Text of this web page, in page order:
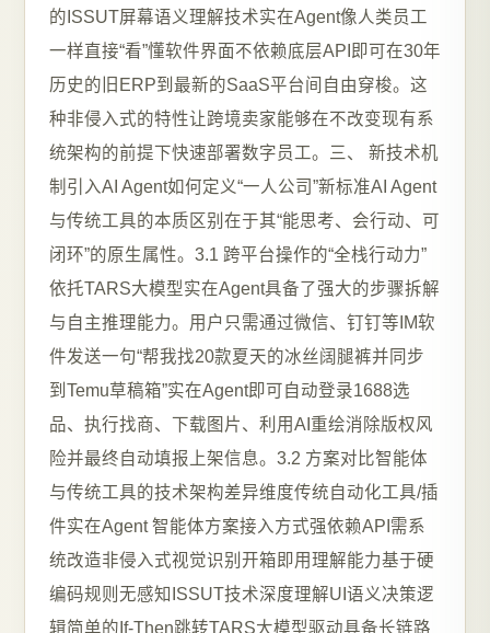
的ISSUT屏幕语义理解技术实在Agent像人类员工
一样直接“看”懂软件界面不依赖底层API即可在30年
历史的旧ERP到最新的SaaS平台间自由穿梭。这
种非侵入式的特性让跨境卖家能够在不改变现有系
统架构的前提下快速部署数字员工。三、 新技术机
制引入AI Agent如何定义“一人公司”新标准AI Agent
与传统工具的本质区别在于其“能思考、会行动、可
闭环”的原生属性。3.1 跨平台操作的“全栈行动力”
依托TARS大模型实在Agent具备了强大的步骤拆解
与自主推理能力。用户只需通过微信、钉钉等IM软
件发送一句“帮我找20款夏天的冰丝阔腿裤并同步
到Temu草稿箱”实在Agent即可自动登录1688选
品、执行找商、下载图片、利用AI重绘消除版权风
险并最终自动填报上架信息。3.2 方案对比智能体
与传统工具的技术架构差异维度传统自动化工具/插
件实在Agent 智能体方案接入方式强依赖API需系
统改造非侵入式视觉识别开箱即用理解能力基于硬
编码规则无感知ISSUT技术深度理解UI语义决策逻
辑简单的If-Then跳转TARS大模型驱动具备长链路